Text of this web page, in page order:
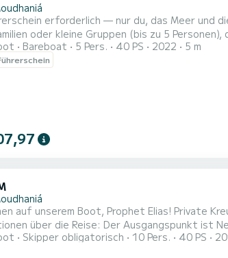
erforderlich — nur du, das Meer und
oder kleine Gruppen (bis zu 5
Tag unter der griechischen Sonne
und kostet in der Regel 70–130 €. Nur
Bareboat 5 Pers. 40 PS 2022 5 m
auf unserem Boot, Prophet Elias! Private
über die Reise: Der Ausgangspunkt ist
um die Halbinsel Kassandra statt. (Zeit
Skipper obligatorisch 10 Pers. 40 PS